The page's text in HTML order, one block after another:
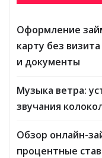
Оформление
карту без
и документы
Музыка ветра:
звучания
Обзор онлайн-
процентные